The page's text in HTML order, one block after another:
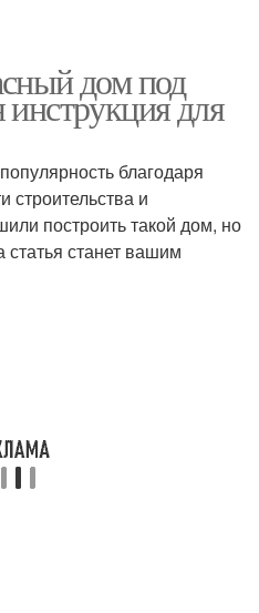
дом под
для
благодаря
строительства и
построить такой дом, но
статья станет вашим